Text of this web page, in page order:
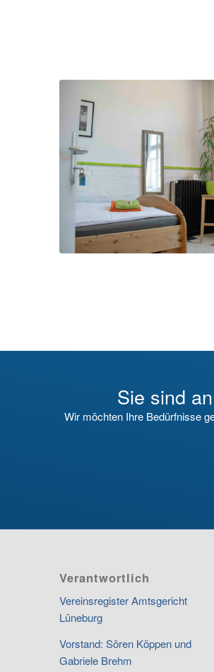
Sie sind
Wir möchten Ihre Bedürfnisse
Verantwortlich
Vereinsregister Amtsgericht
Lüneburg
Vorstand: Sören Köppen und
Gabriele Brehm